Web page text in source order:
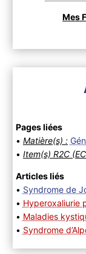
Mes
Pages liées
• Matière(s) :
• Item(s) R2C
Articles liés
• Syndrome de
• Hyperoxaliurie
• Maladies
• Syndrome